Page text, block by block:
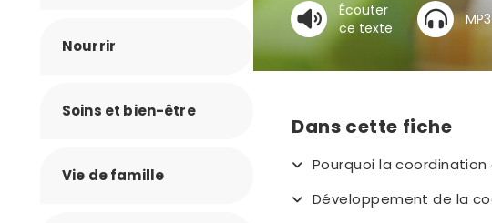
Écouter
ce texte
MP3
Dans cette fiche
Pourquoi la
Développement de la
Nourrir
Soins et bien-être
Vie de famille